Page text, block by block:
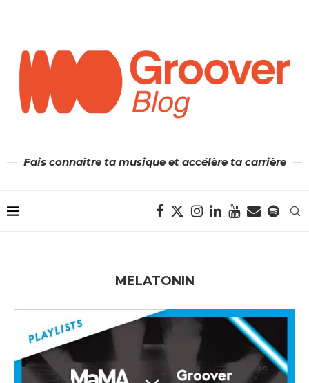
Fais connaître ta musique et accélère ta carrière
MELATONIN